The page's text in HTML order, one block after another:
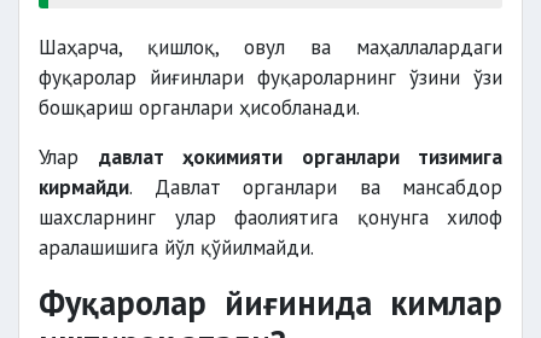
Шаҳарча, қишлоқ, овул ва маҳаллалардаги
фуқаролар йиғинлари фуқароларнинг ўзини ўзи
бошқариш органлари ҳисобланади.
Улар давлат ҳокимияти органлари тизимига
кирмайди. Давлат органлари ва мансабдор
шахсларнинг улар фаолиятига қонунга хилоф
аралашишига йўл қўйилмайди.
Фуқаролар йиғинида кимлар